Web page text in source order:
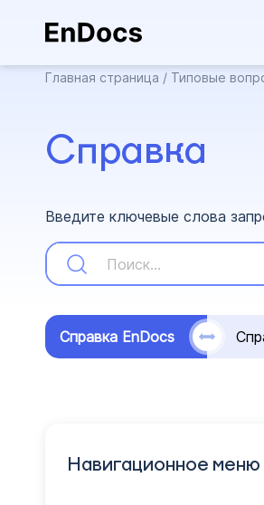
Главная страница / Типовые
Справка
Введите ключевые слова
Справка EnDocs
Навигационное меню